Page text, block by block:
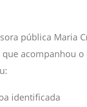
pública Maria
que acompanhou o
identificada